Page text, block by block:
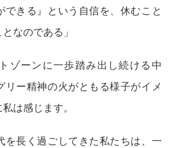
できる』という自信を、休むこと
なのである」
ゾーンに一歩踏み出し続ける中
リー精神の火がともる様子がイメ
は感じます。
を長く過ごしてきた私たちは、一